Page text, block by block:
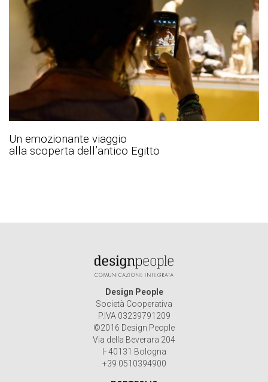
Un emozionante viaggio
alla scoperta dell’antico Egitto
Design People
Società Cooperativa
P.IVA 03239791209
©2016 Design People
Via della Beverara 204
I- 40131 Bologna
+39 0510394900